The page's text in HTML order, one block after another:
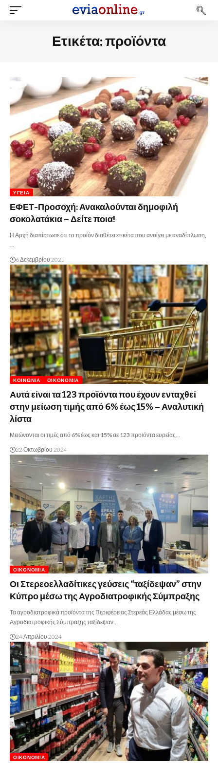
Ετικέτα:προϊόντα
ΥΓΕΊΑ
ΕΦΕΤ-Προσοχή: Ανακαλούνται δημοφιλή
σοκολατάκια – Δείτε ποια!
Η Αρχή διαπίστωσε ότι το προϊόν διαθέτει ετικέτα που ανοίγει με αναδίπλωση,
6 Δεκεμβρίου 2025
ΚΟΙΝΩΝΊΑ ΟΙΚΟΝΟΜΊΑ
Αυτά είναι τα 123 προϊόντα που έχουν ενταχθεί
στην μείωση τιμής από 6% έως 15% – Αναλυτική
λίστα
Μειώνονται οι τιμές από 6% έως και 15% σε 123 προϊόντα ευρείας…
22 Οκτωβρίου 2024
ΟΙΚΟΝΟΜΊΑ
Οι Στερεοελλαδίτικες γεύσεις “ταξίδεψαν” στην
Κύπρο μέσω της Αγροδιατροφικής Σύμπραξης
Τα αγροδιατροφικά προϊόντα της Περιφέρειας Στερεάς Ελλάδας μέσω της
Αγροδιατροφικής Σύμπραξης ταξίδεψαν…
24 Απριλίου 2024
ΟΙΚΟΝΟΜΊΑ